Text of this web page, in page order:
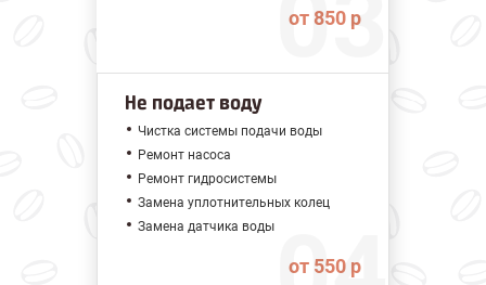
от 850 р
Не подает воду
Чистка системы подачи воды
Ремонт насоса
Ремонт гидросистемы
Замена уплотнительных колец
Замена датчика воды
от 550 р